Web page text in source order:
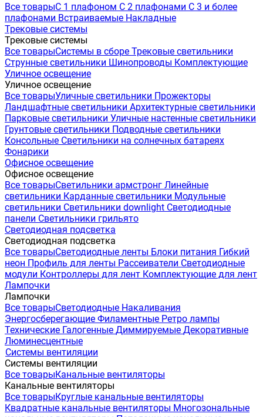
Все товарыС 1 плафоном С 2 плафонами С 3 и более
плафонами Встраиваемые Накладные
Трековые системы
Трековые системы
Все товарыСистемы в сборе Трековые светильники
Струнные светильники Шинопроводы Комплектующие
Уличное освещение
Уличное освещение
Все товарыУличные светильники Прожекторы
Ландшафтные светильники Архитектурные светильники
Парковые светильники Уличные настенные светильники
Грунтовые светильники Подводные светильники
Консольные Светильники на солнечных батареях
Фонарики
Офисное освещение
Офисное освещение
Все товарыСветильники армстронг Линейные
светильники Карданные светильники Модульные
светильники Светильники downlight Светодиодные
панели Светильники грильято
Светодиодная подсветка
Светодиодная подсветка
Все товарыСветодиодные ленты Блоки питания Гибкий
неон Профиль для ленты Рассеиватели Светодиодные
модули Контроллеры для лент Комплектующие для лент
Лампочки
Лампочки
Все товарыСветодиодные Накаливания
Энергосберегающие Филаментные Ретро лампы
Технические Галогенные Диммируемые Декоративные
Люминесцентные
Системы вентиляции
Системы вентиляции
Все товарыКанальные вентиляторы
Канальные вентиляторы
Все товарыКруглые канальные вентиляторы
Квадратные канальные вентиляторы Многозональные